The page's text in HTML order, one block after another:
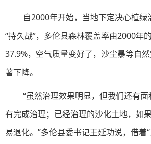
自2000年开始，当地下定决心植
“持久战”，多伦县森林覆盖率由2000年
37.9%，空气质量变好了，沙尘暴等自
著下降。
“虽然治理效果明显，但我们还有
有完成治理；已经治理的沙化土地，如
易退化。”多伦县委书记王延功说，借着